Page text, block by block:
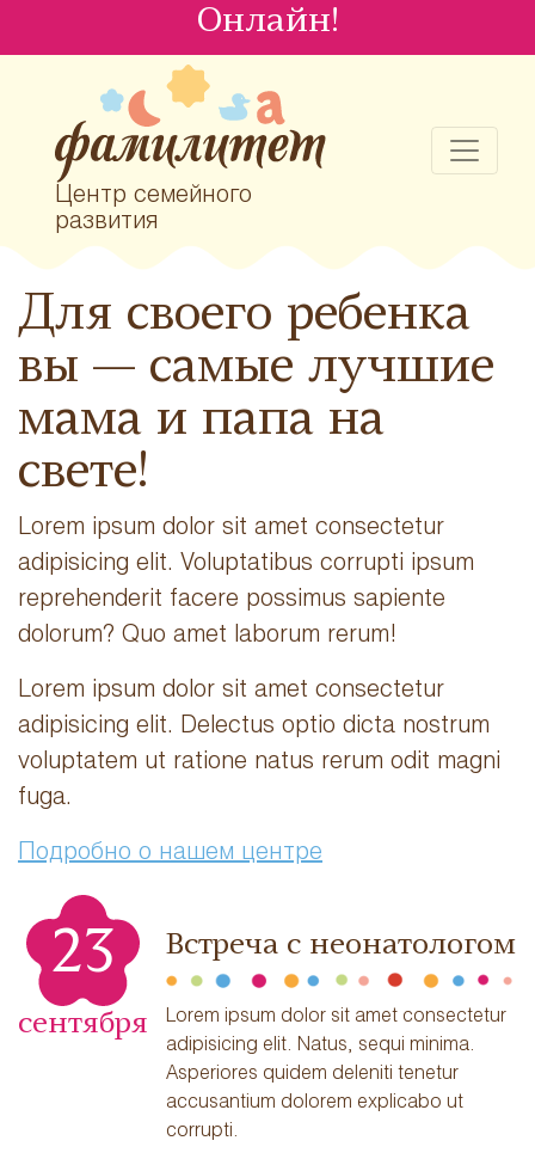
Онлайн!
Центр семейного
развития
Для своего ребенка
вы — самые лучшие
мама и папа на
свете!
Lorem ipsum dolor sit amet consectetur
adipisicing elit. Voluptatibus corrupti ipsum
reprehenderit facere possimus sapiente
dolorum? Quo amet laborum rerum!
Lorem ipsum dolor sit amet consectetur
adipisicing elit. Delectus optio dicta nostrum
voluptatem ut ratione natus rerum odit magni
fuga.
Подробно о нашем центре
23
сентября
Встреча с неонатологом
Lorem ipsum dolor sit amet consectetur
adipisicing elit. Natus, sequi minima.
Asperiores quidem deleniti tenetur
accusantium dolorem explicabo ut
corrupti.